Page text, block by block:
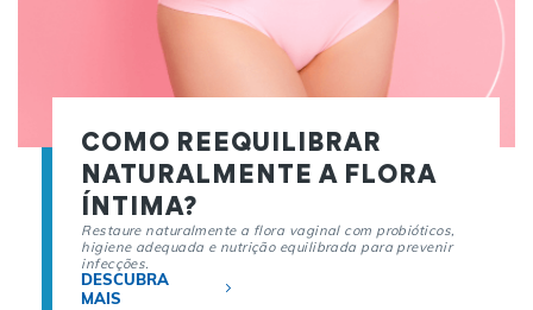
COMO REEQUILIBRAR
NATURALMENTE A FLORA
ÍNTIMA?
Restaure naturalmente a flora vaginal com probióticos,
higiene adequada e nutrição equilibrada para prevenir
infecções.
DESCUBRA
MAIS